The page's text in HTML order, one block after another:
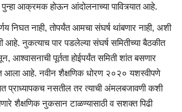
पुन्हा आक्रमक होऊन आंदोलनाच्या पावित्र्यात आहे.
निघत नाही,तोपर्यंतआमचा संघर्ष थांबणार नाही, अशी
आहे.नुकत्याचपार पडलेल्या संघर्ष समितीच्या बैठकीत
आश्वासनाची पूर्तताहोईपर्यंतसमिती शांत बसणार
आला आहे.नवीन शैक्षणिक धोरण२०२०यशस्वीपणे
प्राध्यापकच नसतील तर त्याची अंमलबजावणी कशी
शैक्षणिक नुकसान टाळण्यासाठीवसशक्त पिढी